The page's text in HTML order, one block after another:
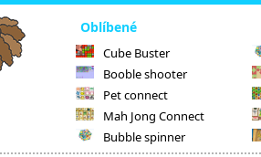
Oblíbené
Cube Buster
Booble shooter
Pet connect
Mah Jong Connect
Bubble spinner